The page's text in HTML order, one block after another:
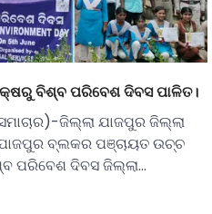
ବିଶ୍ବ ପରିବେଶ ଦିବସ ପାଳିତ।
ଜିଲ୍ଲା ଯାଜପୁର ଜିଲ୍ଲା
ବ୍ଲକର ପଞ୍ଚାୟତ ଉଚ୍ଚ
ପରିବେଶ ଦିବସ ଜିଲ୍ଲା…